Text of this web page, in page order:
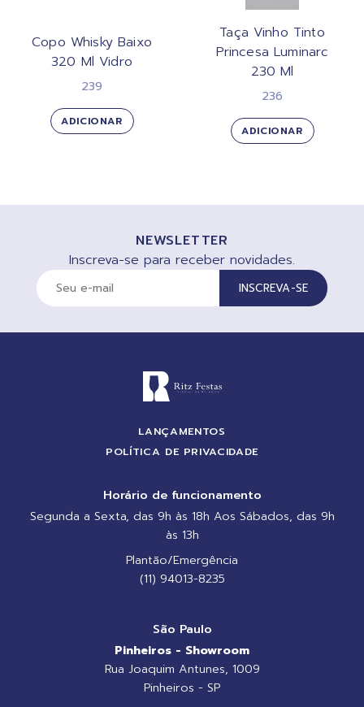
Copo Whisky Baixo
320 Ml Vidro
239
ADICIONAR
Taça Vinho Tinto
Princesa Luminarc
230 Ml
236
ADICIONAR
NEWSLETTER
Inscreva-se para receber novidades.
INSCREVA-SE
LANÇAMENTOS
POLÍTICA DE PRIVACIDADE
Horário de funcionamento
Segunda a Sexta, das 9h às 18h Aos Sábados, das 9h
às 13h
Plantão/Emergência
(11) 94013-8235
São Paulo
Pinheiros - Showroom
Rua Joaquim Antunes, 1009
Pinheiros - SP